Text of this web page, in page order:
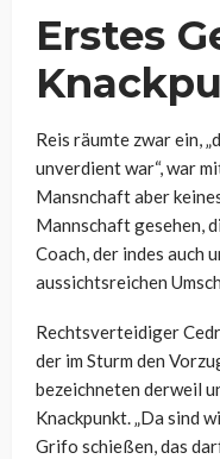
Erstes
Reis räumte zwar ein,
unverdient war“, war
Mansnchaft aber
Mannschaft gesehen,
Coach, der indes auch
aussichtsreichen
Rechtsverteidiger
der im Sturm den
bezeichneten derweil
Knackpunkt. „Da sind
Grifo schießen, das